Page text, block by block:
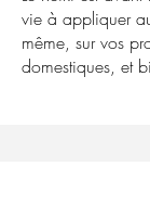
vie à appliquer
même, sur vos
domestiques, et